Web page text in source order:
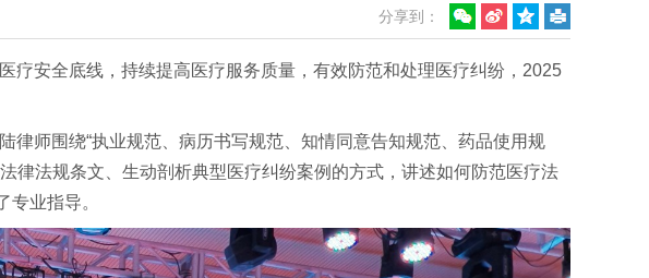
分享到：
疗安全底线，持续提高医疗服务质量，有效防范和处理医疗纠纷，2025
师围绕“执业规范、病历书写规范、知情同意告知规范、药品使用规
律法规条文、生动剖析典型医疗纠纷案例的方式，讲述如何防范医疗法
业指导。